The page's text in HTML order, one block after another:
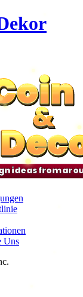
&
&
&
&
ideas from
Uns